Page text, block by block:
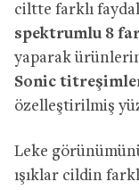
ciltte farklı
spektrumlu 8
yaparak
Sonic
özelleştirilmiş
Leke
ışıklar cildin